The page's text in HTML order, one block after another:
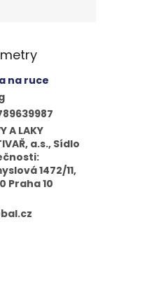
na ruce
A LAKY
a.s., Sídlo
1472/11,
Praha 10